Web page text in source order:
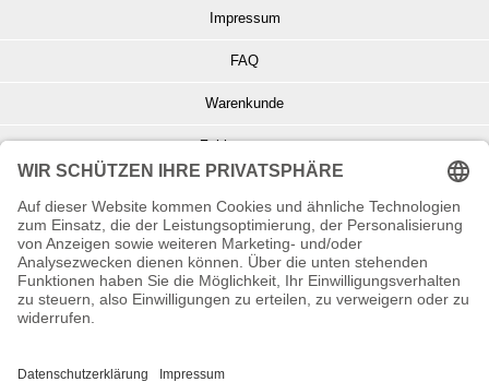
Impressum
FAQ
Warenkunde
Zahlungsarten
Info zu Elektro- u. Elektronikgeräten
Batterieentsorgung
Informationen zur Echtheit von Kundenbewertungen